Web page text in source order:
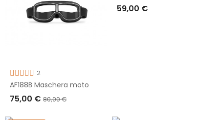
2
AF188B Maschera moto
75,00 € 80,00 €
59,00 €